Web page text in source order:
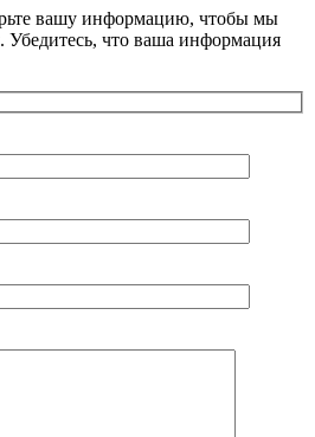
вашу информацию, чтобы мы
Убедитесь, что ваша информация